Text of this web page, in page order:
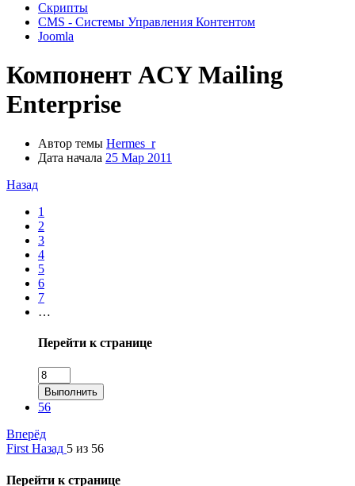
Скрипты
CMS - Системы Управления Контентом
Joomla
Компонент ACY Mailing
Enterprise
Автор темы Hermes_r
Дата начала 25 Мар 2011
Назад
1
2
3
4
5
6
7
…
Перейти к странице
Выполнить
56
Вперёд
First Назад 5 из 56
Перейти к странице